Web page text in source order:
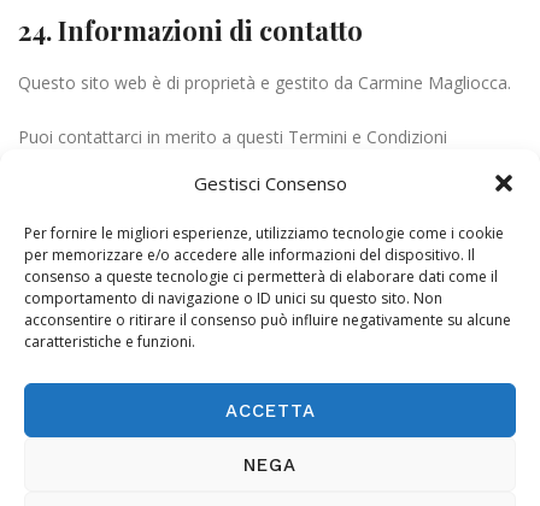
Gestisci Consenso
Per fornire le migliori esperienze, utilizziamo tecnologie come i cookie
per memorizzare e/o accedere alle informazioni del dispositivo. Il
consenso a queste tecnologie ci permetterà di elaborare dati come il
comportamento di navigazione o ID unici su questo sito. Non
acconsentire o ritirare il consenso può influire negativamente su alcune
caratteristiche e funzioni.
ACCETTA
NEGA
24. Informazioni di contatto
Questo sito web è di proprietà e gestito da Carmine Magliocca.
Puoi contattarci in merito a questi Termini e Condizioni
ti.yhpargotohpcm@ofni
VIA CATULLO 43
00071 Pomezia (RM)
25. Scarica
PDF.